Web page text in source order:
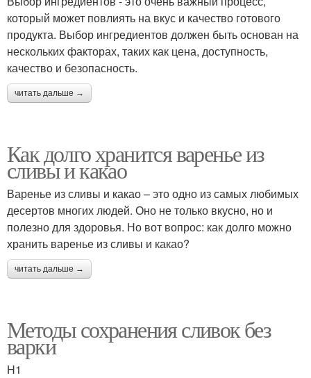
который может повлиять на вкус и качество готового
продукта. Выбор ингредиентов должен быть основан на
нескольких факторах, таких как цена, доступность,
качество и безопасность.
читать дальше →
Как долго хранится варенье из
сливы и какао
Варенье из сливы и какао – это одно из самых любимых
десертов многих людей. Оно не только вкусно, но и
полезно для здоровья. Но вот вопрос: как долго можно
хранить варенье из сливы и какао?
читать дальше →
Методы сохранения сливок без
варки
H1